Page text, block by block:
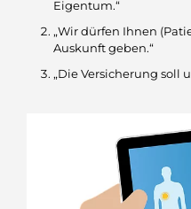
Eigentum.“
„Wir dürfen Ihnen
Auskunft geben.“
„Die Versicherung soll